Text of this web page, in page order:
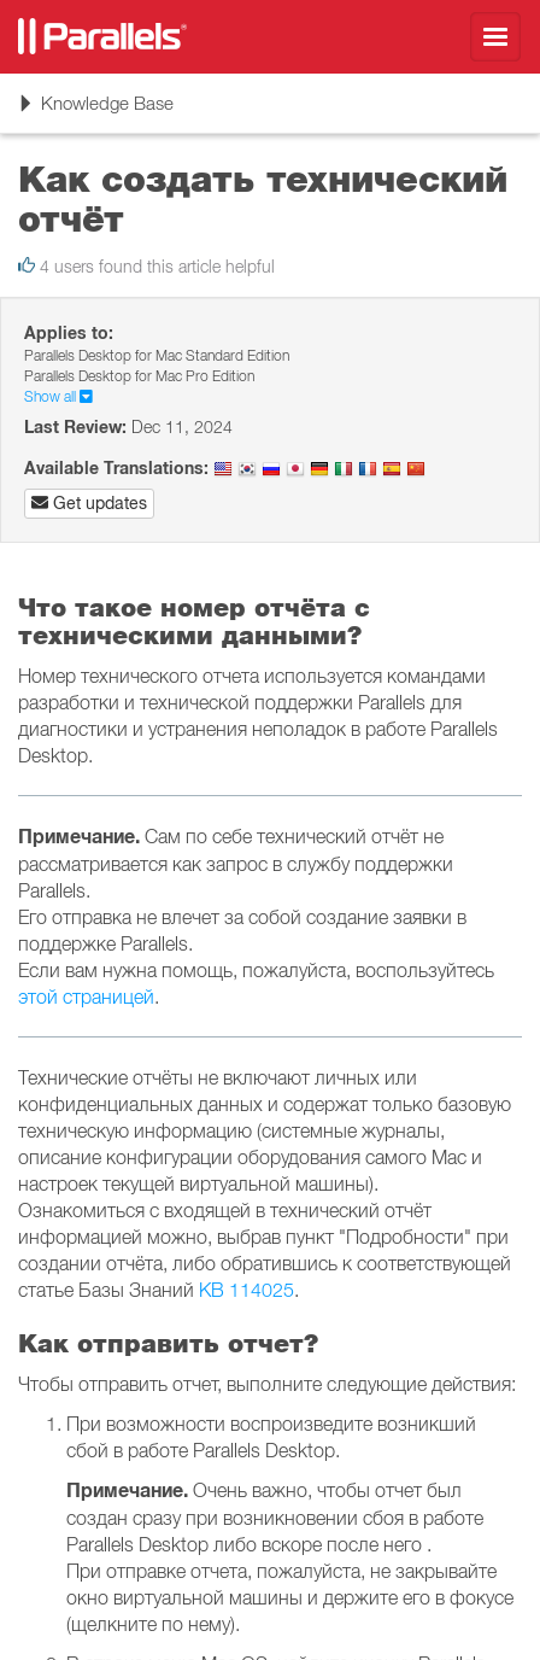
ToggleKnowledge Base
Как создать технический
отчёт
4 users found this article helpful
Applies to:
Parallels Desktop for Mac Standard Edition
Parallels Desktop for Mac Pro Edition
Show all
Last Review: Dec 11, 2024
Available Translations:
Get updates
Что такое номер отчёта с
техническими данными?
Номер технического отчета используется командами
разработки и технической поддержки Parallels для
диагностики и устранения неполадок в работе Parallels
Desktop.
Примечание. Сам по себе технический отчёт не
рассматривается как запрос в службу поддержки
Parallels.
Его отправка не влечет за собой создание заявки в
поддержке Parallels.
Если вам нужна помощь, пожалуйста, воспользуйтесь
этой страницей.
Технические отчёты не включают личных или
конфиденциальных данных и содержат только базовую
техническую информацию (системные журналы,
описание конфигурации оборудования самого Mac и
настроек текущей виртуальной машины).
Ознакомиться с входящей в технический отчёт
информацией можно, выбрав пункт "Подробности" при
создании отчёта, либо обратившись к соответствующей
статье Базы Знаний KB 114025.
Как отправить отчет?
Чтобы отправить отчет, выполните следующие действия:
При возможности воспроизведите возникший
сбой в работе Parallels Desktop.
Примечание. Очень важно, чтобы отчет был
создан сразу при возникновении сбоя в работе
Parallels Desktop либо вскоре после него .
При отправке отчета, пожалуйста, не закрывайте
окно виртуальной машины и держите его в фокусе
(щелкните по нему).